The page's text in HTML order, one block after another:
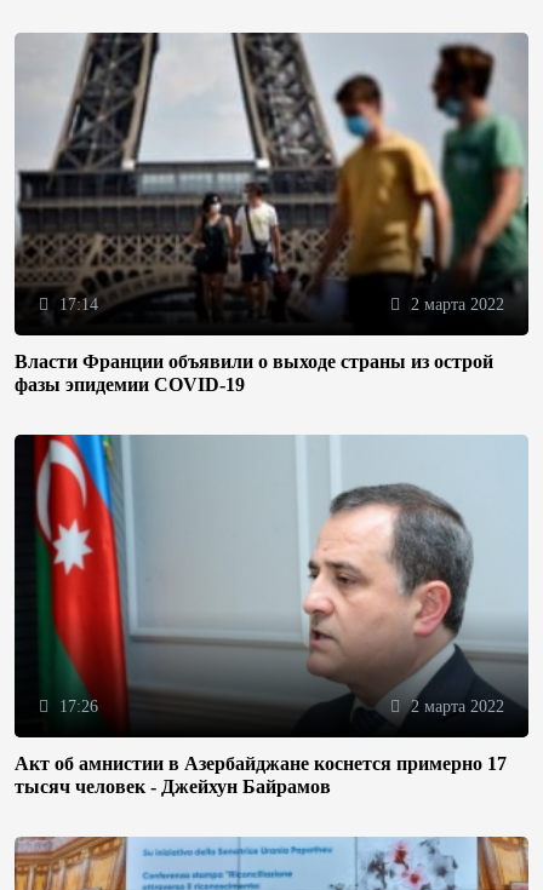
17:14 2 марта 2022
Власти Франции объявили о выходе страны из острой
фазы эпидемии COVID-19
17:26 2 марта 2022
Акт об амнистии в Азербайджане коснется примерно 17
тысяч человек - Джейхун Байрамов